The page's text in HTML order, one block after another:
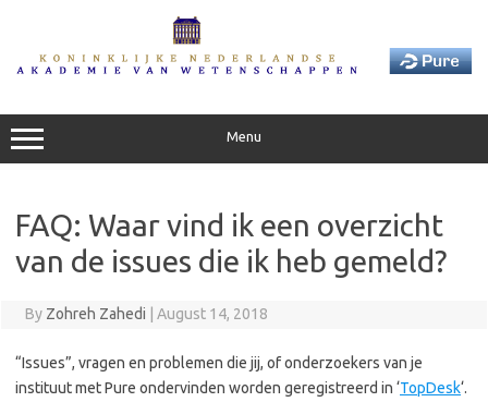
Menu
FAQ: Waar vind ik een overzicht
van de issues die ik heb gemeld?
By Zohreh Zahedi August 14, 2018
“Issues”, vragen en problemen die jij, of onderzoekers van je
instituut met Pure ondervinden worden geregistreerd in ‘TopDesk‘.